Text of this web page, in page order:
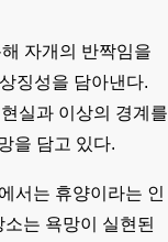
자개의 반짝임을
징성을 담아낸다.
실과 이상의 경계를
을 담고 있다.
서는 휴양이라는 인
는 욕망이 실현된